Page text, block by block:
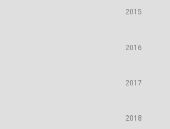
2015
2016
2017
2018